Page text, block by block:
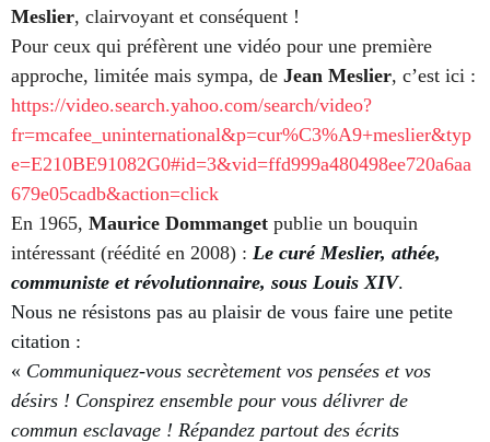
Meslier, clairvoyant et conséquent !
Pour ceux qui préfèrent une vidéo pour une première
approche, limitée mais sympa, de Jean Meslier, c’est ici :
https://video.search.yahoo.com/search/video?
fr=mcafee_uninternational&p=cur%C3%A9+meslier&typ
e=E210BE91082G0#id=3&vid=ffd999a480498ee720a6aa
679e05cadb&action=click
En 1965, Maurice Dommanget publie un bouquin
intéressant (réédité en 2008) : Le curé Meslier, athée,
communiste et révolutionnaire, sous Louis XIV.
Nous ne résistons pas au plaisir de vous faire une petite
citation :
« Communiquez-vous secrètement vos pensées et vos
désirs ! Conspirez ensemble pour vous délivrer de
commun esclavage ! Répandez partout des écrits